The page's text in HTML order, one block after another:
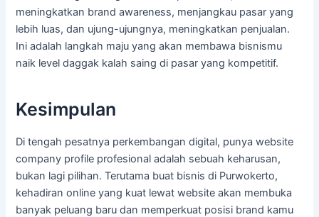
meningkatkan brand awareness, menjangkau pasar yang
lebih luas, dan ujung-ujungnya, meningkatkan penjualan.
Ini adalah langkah maju yang akan membawa bisnismu
naik level daggak kalah saing di pasar yang kompetitif.
Kesimpulan
Di tengah pesatnya perkembangan digital, punya website
company profile profesional adalah sebuah keharusan,
bukan lagi pilihan. Terutama buat bisnis di Purwokerto,
kehadiran online yang kuat lewat website akan membuka
banyak peluang baru dan memperkuat posisi brand kamu